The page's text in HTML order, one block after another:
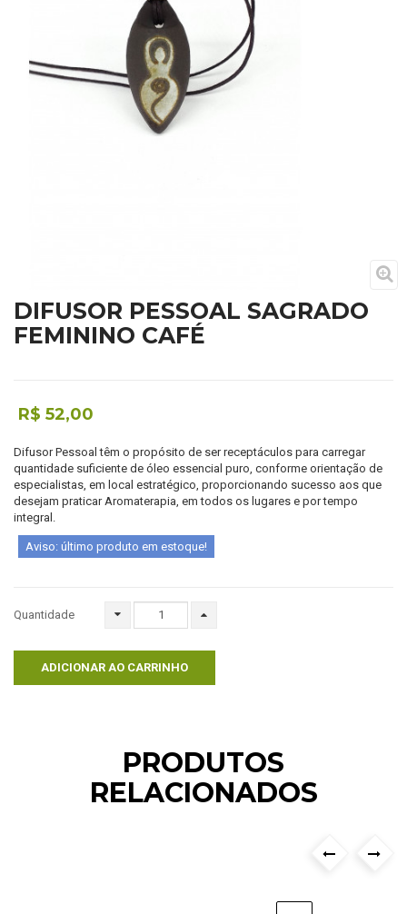
DIFUSOR PESSOAL SAGRADO
FEMININO CAFÉ
R$ 52,00
Difusor Pessoal têm o propósito de ser receptáculos para carregar
quantidade suficiente de óleo essencial puro, conforme orientação de
especialistas, em local estratégico, proporcionando sucesso aos que
desejam praticar Aromaterapia, em todos os lugares e por tempo
integral.
Aviso: último produto em estoque!
Quantidade
ADICIONAR AO CARRINHO
PRODUTOS
RELACIONADOS
‹
›